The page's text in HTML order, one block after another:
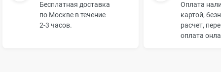
Бесплатная доставка
по Москве в течение
2-3 часов.
Оплата
картой,
расчет,
оплата